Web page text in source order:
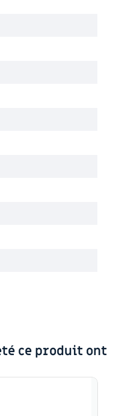
ce produit ont